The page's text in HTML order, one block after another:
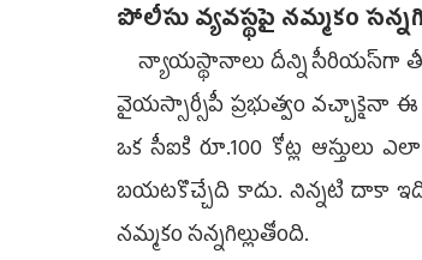
పోలీసు వ్యవస్థపై నమ్మకం
న్యాయస్థానాలు దీన్ని సీరియస్‌గా
వైయస్సార్సీపీ ప్రభుత్వం వచ్చాకైనా ఈ
ఒక సీఐకి రూ.100 కోట్ల
బయటకొచ్చేది కాదు. నిన్నటి దాకా ఇది
నమ్మకం సన్నగిల్లుతోంది.